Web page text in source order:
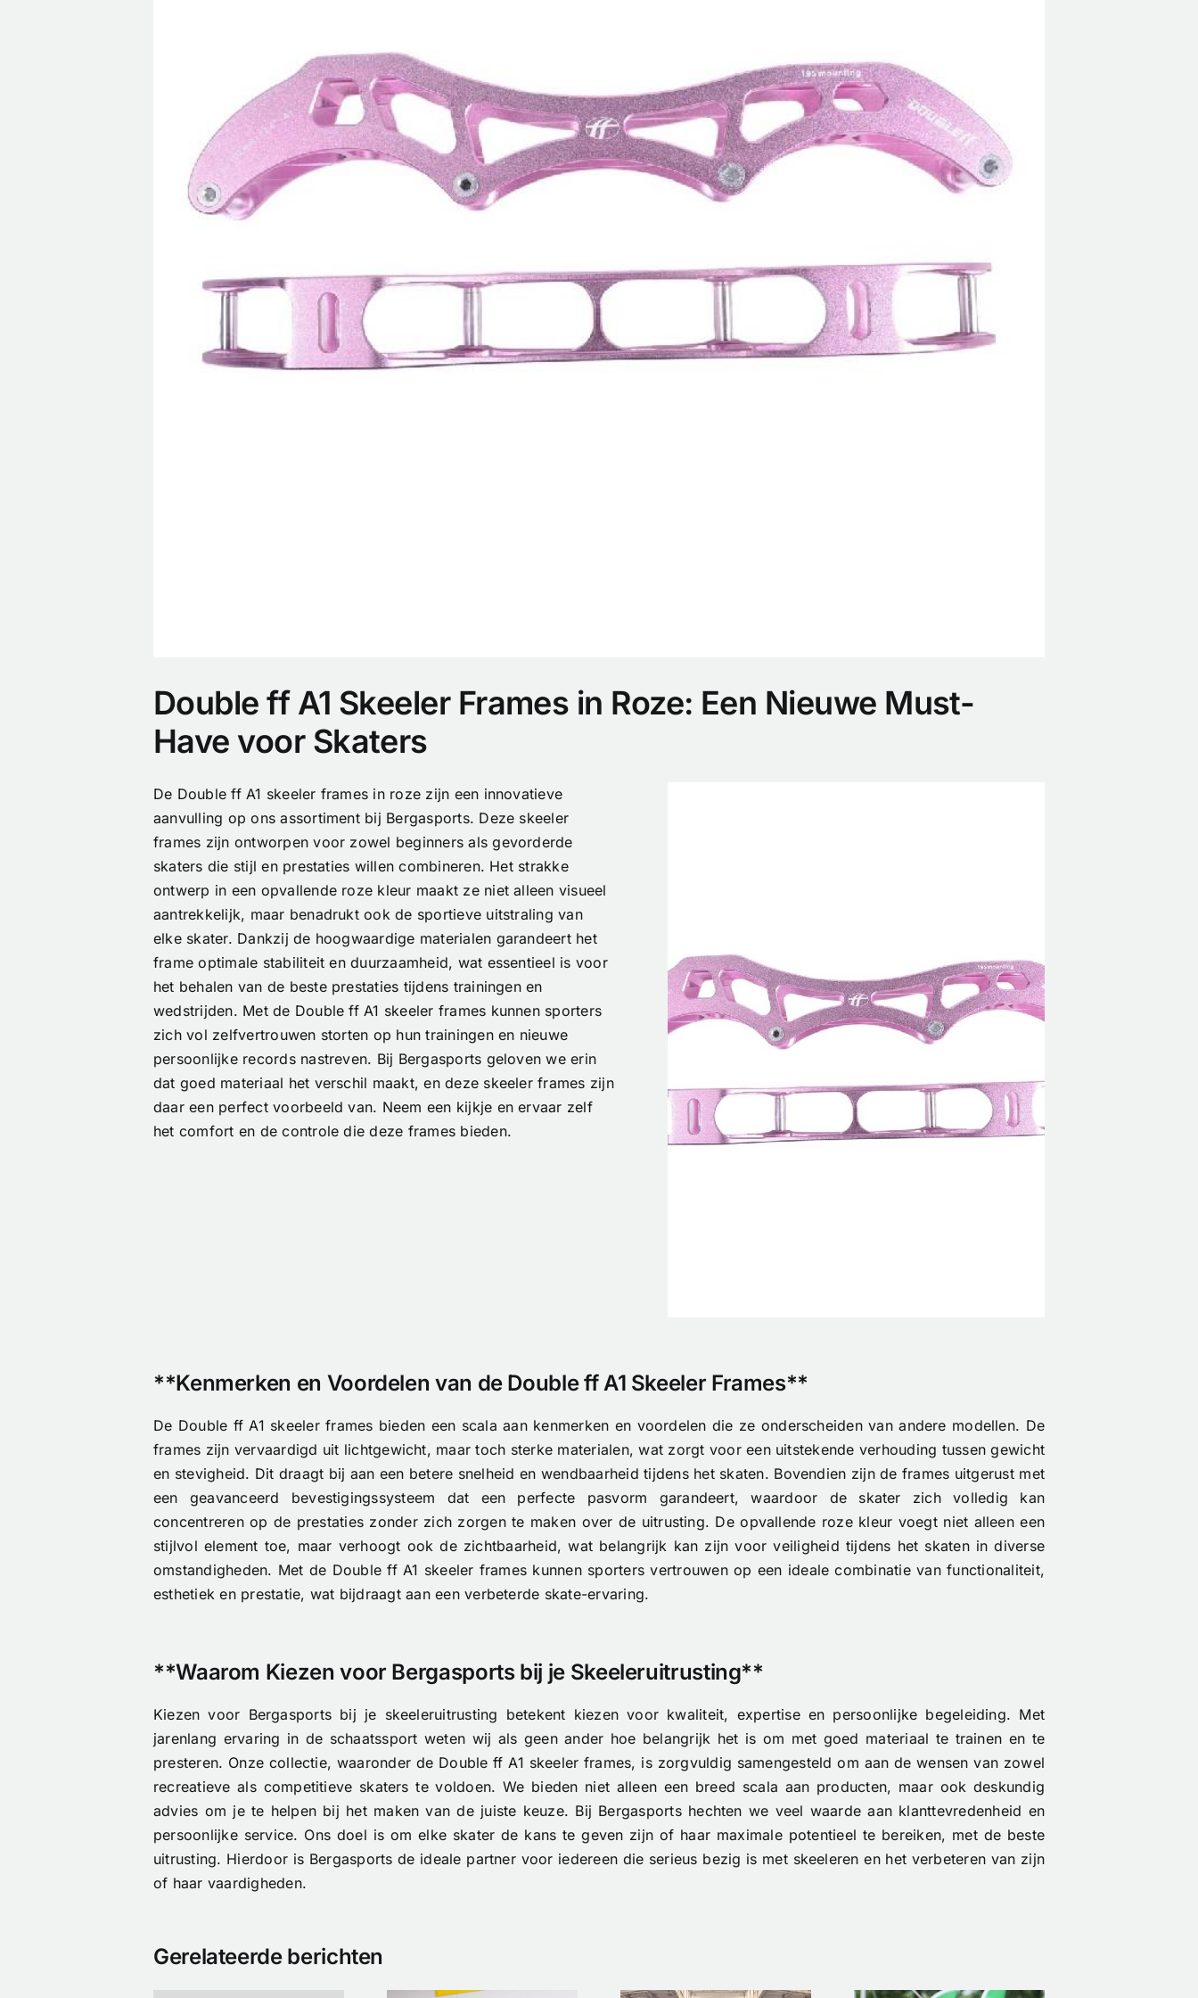
Double ff A1 Skeeler Frames in Roze: Een Nieuwe Must-
Have voor Skaters
De Double ff A1 skeeler frames in roze zijn een innovatieve
aanvulling op ons assortiment bij Bergasports. Deze skeeler
frames zijn ontworpen voor zowel beginners als gevorderde
skaters die stijl en prestaties willen combineren. Het strakke
ontwerp in een opvallende roze kleur maakt ze niet alleen visueel
aantrekkelijk, maar benadrukt ook de sportieve uitstraling van
elke skater. Dankzij de hoogwaardige materialen garandeert het
frame optimale stabiliteit en duurzaamheid, wat essentieel is voor
het behalen van de beste prestaties tijdens trainingen en
wedstrijden. Met de Double ff A1 skeeler frames kunnen sporters
zich vol zelfvertrouwen storten op hun trainingen en nieuwe
persoonlijke records nastreven. Bij Bergasports geloven we erin
dat goed materiaal het verschil maakt, en deze skeeler frames zijn
daar een perfect voorbeeld van. Neem een kijkje en ervaar zelf
het comfort en de controle die deze frames bieden.
**Kenmerken en Voordelen van de Double ff A1 Skeeler Frames**
De Double ff A1 skeeler frames bieden een scala aan kenmerken en voordelen die ze onderscheiden van andere modellen. De
frames zijn vervaardigd uit lichtgewicht, maar toch sterke materialen, wat zorgt voor een uitstekende verhouding tussen gewicht
en stevigheid. Dit draagt bij aan een betere snelheid en wendbaarheid tijdens het skaten. Bovendien zijn de frames uitgerust met
een geavanceerd bevestigingssysteem dat een perfecte pasvorm garandeert, waardoor de skater zich volledig kan
concentreren op de prestaties zonder zich zorgen te maken over de uitrusting. De opvallende roze kleur voegt niet alleen een
stijlvol element toe, maar verhoogt ook de zichtbaarheid, wat belangrijk kan zijn voor veiligheid tijdens het skaten in diverse
omstandigheden. Met de Double ff A1 skeeler frames kunnen sporters vertrouwen op een ideale combinatie van functionaliteit,
esthetiek en prestatie, wat bijdraagt aan een verbeterde skate-ervaring.
**Waarom Kiezen voor Bergasports bij je Skeeleruitrusting**
Kiezen voor Bergasports bij je skeeleruitrusting betekent kiezen voor kwaliteit, expertise en persoonlijke begeleiding. Met
jarenlang ervaring in de schaatssport weten wij als geen ander hoe belangrijk het is om met goed materiaal te trainen en te
presteren. Onze collectie, waaronder de Double ff A1 skeeler frames, is zorgvuldig samengesteld om aan de wensen van zowel
recreatieve als competitieve skaters te voldoen. We bieden niet alleen een breed scala aan producten, maar ook deskundig
advies om je te helpen bij het maken van de juiste keuze. Bij Bergasports hechten we veel waarde aan klanttevredenheid en
persoonlijke service. Ons doel is om elke skater de kans te geven zijn of haar maximale potentieel te bereiken, met de beste
uitrusting. Hierdoor is Bergasports de ideale partner voor iedereen die serieus bezig is met skeeleren en het verbeteren van zijn
of haar vaardigheden.
Gerelateerde berichten